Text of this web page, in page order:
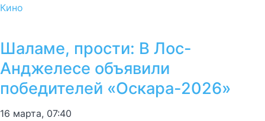
Кино
Шаламе, прости: В Лос-
Анджелесе объявили
победителей «Оскара-2026»
16 марта, 07:40